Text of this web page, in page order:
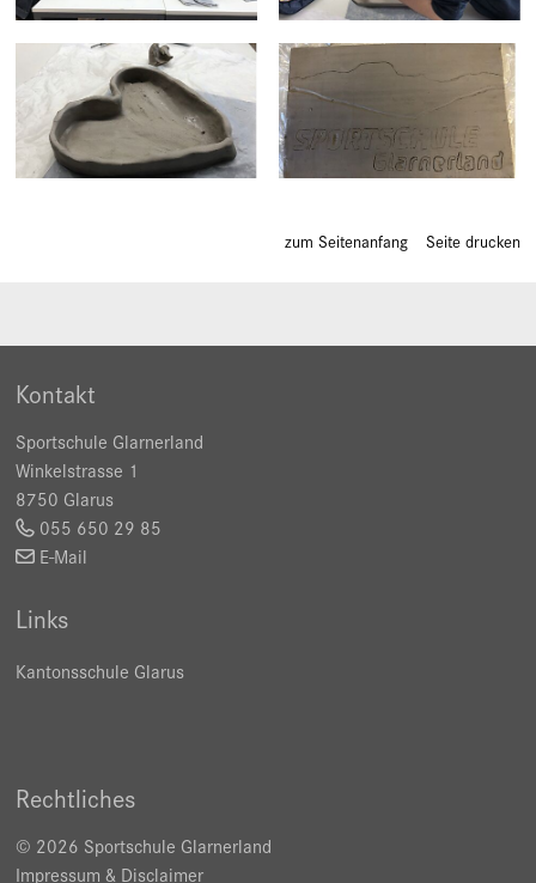
zum Seitenanfang Seite drucken
Kontakt
Sportschule Glarnerland
Winkelstrasse 1
8750 Glarus
055 650 29 85
E-Mail
Links
Kantonsschule Glarus
Rechtliches
© 2026 Sportschule Glarnerland
Impressum & Disclaimer